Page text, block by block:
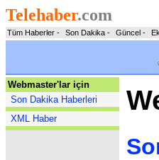
Telehaber.com
Tüm Haberler - Son Dakika - Güncel -
Webmaster'lar için
Son Dakika Haberleri
XML Haber